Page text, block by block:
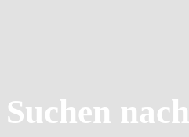
Suchen nach